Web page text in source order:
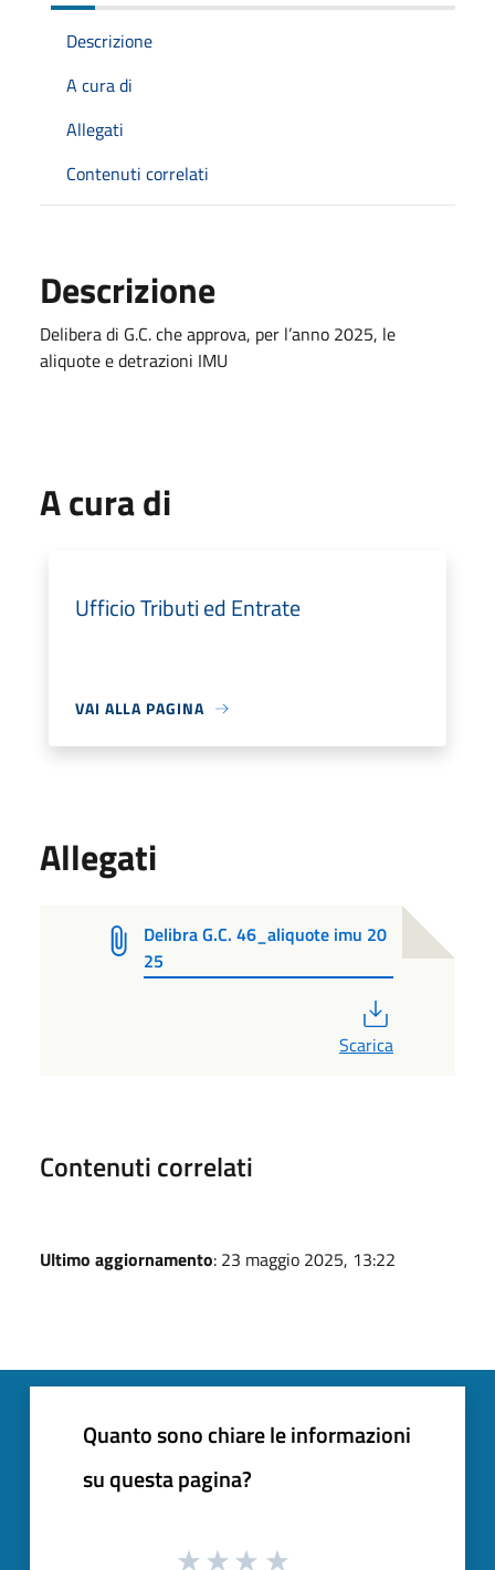
Descrizione
A cura di
Allegati
Contenuti correlati
Descrizione
Delibera di G.C. che approva, per l’anno 2025, le
aliquote e detrazioni IMU
A cura di
Ufficio Tributi ed Entrate
VAI ALLA PAGINA
Allegati
Delibra G.C. 46_aliquote imu 20
25
Scarica
Contenuti correlati
Ultimo aggiornamento: 23 maggio 2025, 13:22
Quanto sono chiare le informazioni
su questa pagina?